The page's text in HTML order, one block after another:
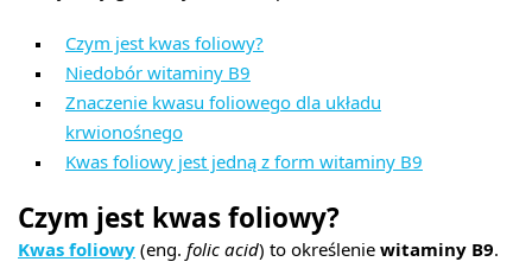
Czym jest kwas foliowy?
Niedobór witaminy B9
Znaczenie kwasu foliowego dla układu
krwionośnego
Kwas foliowy jest jedną z form witaminy B9
Czym jest kwas foliowy?
Kwas foliowy (eng. folic acid) to określenie witaminy B9